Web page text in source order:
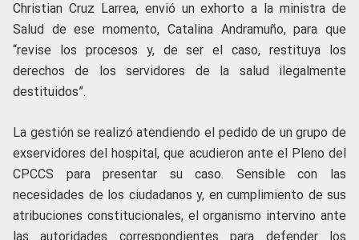
Christian Cruz Larrea, envió un exhorto a la ministra de
Salud de ese momento, Catalina Andramuño, para que
“revise los procesos y, de ser el caso, restituya los
derechos de los servidores de la salud ilegalmente
destituidos”.
La gestión se realizó atendiendo el pedido de un grupo de
exservidores del hospital, que acudieron ante el Pleno del
CPCCS para presentar su caso. Sensible con las
necesidades de los ciudadanos y, en cumplimiento de sus
atribuciones constitucionales, el organismo intervino ante
las autoridades correspondientes para defender los